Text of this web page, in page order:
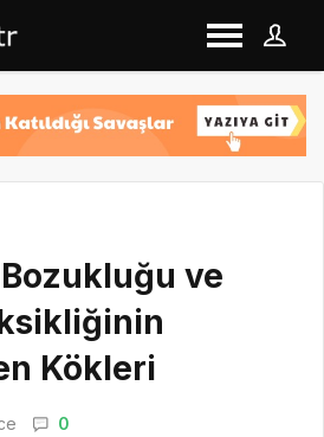
ve
Kökleri
0